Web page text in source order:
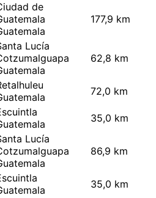
de
177,9 km
Lucía
62,8 km
72,0 km
35,0 km
Lucía
86,9 km
35,0 km